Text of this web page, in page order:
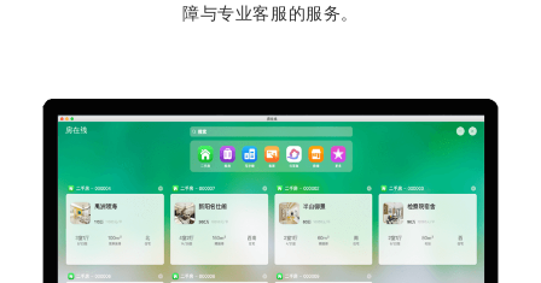
障与专业客服的服务。